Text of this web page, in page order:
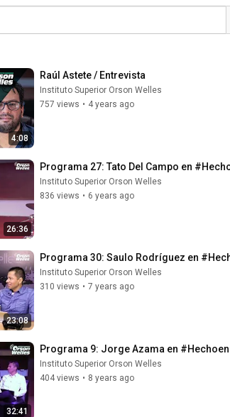
4:08
Raúl Astete / Entrevista
Instituto Superior Orson Welles
757 views • 4 years ago
26:36
Programa 27: Tato Del Campo en
Instituto Superior Orson Welles
836 views • 6 years ago
23:08
Programa 30: Saulo Rodríguez en
Instituto Superior Orson Welles
310 views • 7 years ago
32:41
Programa 9: Jorge Azama en
Instituto Superior Orson Welles
404 views • 8 years ago